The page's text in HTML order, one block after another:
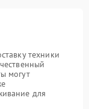
техники
могут
для